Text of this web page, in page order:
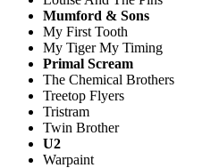
Mumford & Sons
My First Tooth
My Tiger My Timing
Primal Scream
The Chemical Brothers
Treetop Flyers
Tristram
Twin Brother
U2
Warpaint